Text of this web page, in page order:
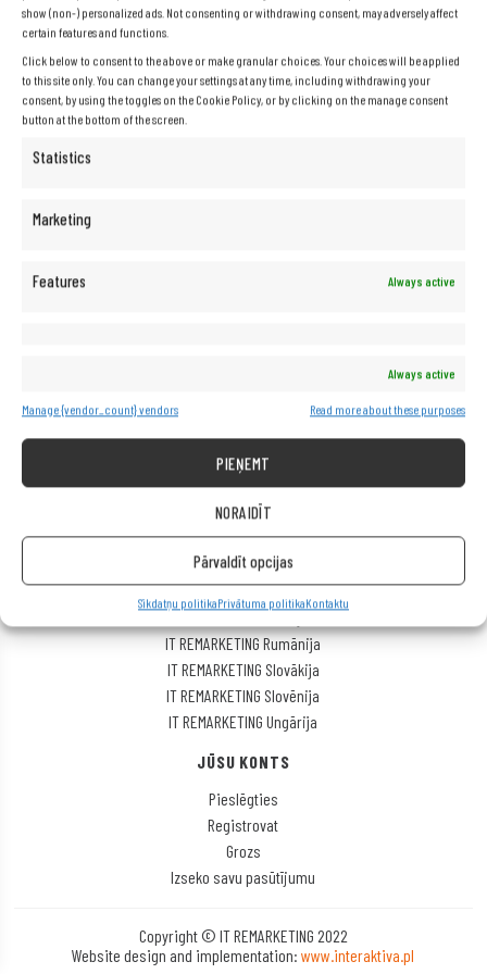
show (non-) personalized ads. Not consenting or withdrawing consent, may adversely affect
certain features and functions.
Click below to consent to the above or make granular choices. Your choices will be applied
to this site only. You can change your settings at any time, including withdrawing your
consent, by using the toggles on the Cookie Policy, or by clicking on the manage consent
button at the bottom of the screen.
Statistics
Marketing
Features Always active
Always active
Manage {vendor_count} vendors Read more about these purposes
PIEŅEMT
NORAIDĪT
Pārvaldīt opcijas
Sīkdatņu politikaPrivātuma politikaKontaktu
Pasūtījuma ID Rēķina epasts
IZSEKOT
Legādātā aprīkojuma atgriešana
IT REMARKETING
IT REMARKETING Čehijas Republika
IT REMARKETING International
IT REMARKETING Itālija
IT REMARKETING Lietuva
IT REMARKETING Polija
IT REMARKETING Rumānija
IT REMARKETING Slovākija
IT REMARKETING Slovēnija
IT REMARKETING Ungārija
JŪSU KONTS
Pieslēgties
Registrovat
Grozs
Izseko savu pasūtījumu
Copyright © IT REMARKETING 2022
Website design and implementation:www.interaktiva.pl